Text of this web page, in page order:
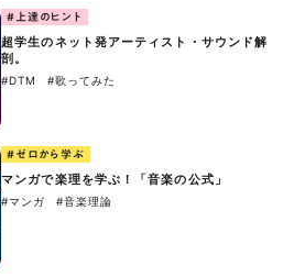
#上達のヒント
超学生のネット発アーティスト・サウンド解
剖。
#DTM #歌ってみた
#ゼロから学ぶ
マンガで楽理を学ぶ！「音楽の公式」
#マンガ #音楽理論